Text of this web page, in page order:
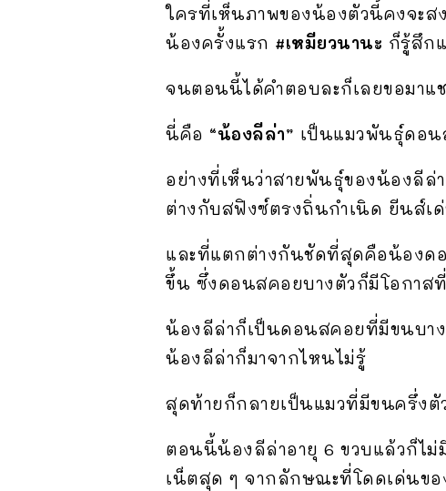
ใครที่เห็นภาพของน้องตัวนี้คงจะ
น้องครั้งแรก #เหมียวนานะ ก็รู้สึก
จนตอนนี้ได้คำตอบละก็เลยขอมา
นี่คือ “น้องลีล่า” เป็นแมวพันธุ์ดอน
อย่างที่เห็นว่าสายพันธุ์ของน้องลี
ต่างกับสฟิงซ์ตรงถิ่นกำเนิด ยีนส์เ
และที่แตกต่างกันชัดที่สุดคือน้องด
ขึ้น ซึ่งดอนสคอยบางตัวก็มีโอกาส
น้องลีล่าก็เป็นดอนสคอยที่มีขนบา
น้องลีล่าก็มาจากไหนไม่รู้
สุดท้ายก็กลายเป็นแมวที่มีขนครึ่ง
ตอนนี้น้องลีล่าอายุ 6 ขวบแล้วก็ไม่
เน็ตสุด ๆ จากลักษณะที่โดดเด่นขอ